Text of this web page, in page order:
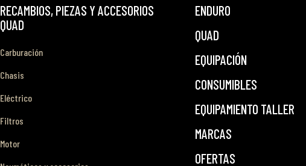
RECAMBIOS, PIEZAS Y ACCESORIOS
QUAD
Carburación
Chasis
Eléctrico
Filtros
Motor
ENDURO
QUAD
EQUIPACIÓN
CONSUMIBLES
EQUIPAMIENTO TALLER
MARCAS
OFERTAS